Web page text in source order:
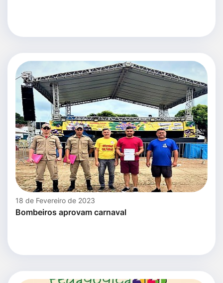
18 de Fevereiro de 2023
Bombeiros aprovam carnaval